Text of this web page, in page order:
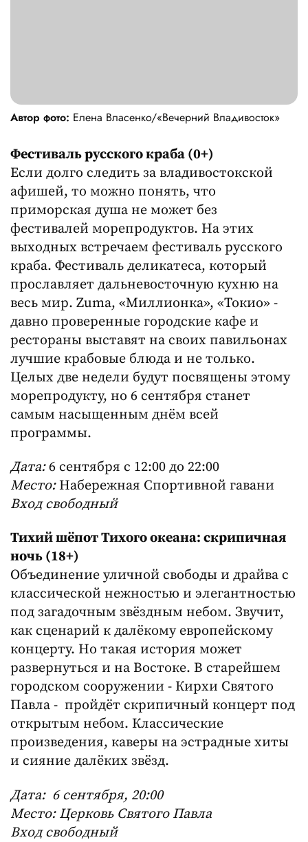
Автор фото: Елена Власенко/«Вечерний Владивосток»
Фестиваль русского краба (0+)
Если долго следить за владивостокской
афишей, то можно понять, что
приморская душа не может без
фестивалей морепродуктов. На этих
выходных встречаем фестиваль русского
краба. Фестиваль деликатеса, который
прославляет дальневосточную кухню на
весь мир. Zuma, «Миллионка», «Токио» -
давно проверенные городские кафе и
рестораны выставят на своих павильонах
лучшие крабовые блюда и не только.
Целых две недели будут посвящены этому
морепродукту, но 6 сентября станет
самым насыщенным днём всей
программы.
Дата:6 сентября с 12:00 до 22:00
Место:Набережная Спортивной гавани
Вход свободный
Тихий шёпот Тихого океана: скрипичная
ночь (18+)
Объединение уличной свободы и драйва с
классической нежностью и элегантностью
под загадочным звёздным небом. Звучит,
как сценарий к далёкому европейскому
концерту. Но такая история может
развернуться и на Востоке. В старейшем
городском сооружении - Кирхи Святого
Павла - пройдёт скрипичный концерт под
открытым небом. Классические
произведения, каверы на эстрадные хиты
и сияние далёких звёзд.
Дата: 6 сентября, 20:00
Место: Церковь Святого Павла
Вход свободный